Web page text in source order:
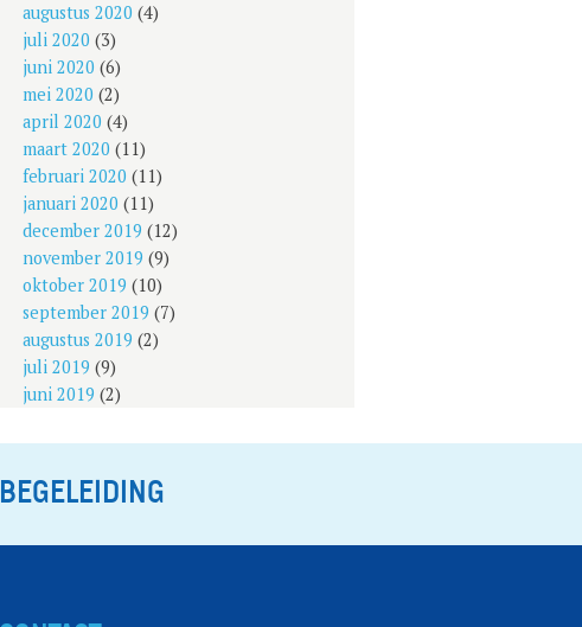
augustus 2020 (4)
juli 2020 (3)
juni 2020 (6)
mei 2020 (2)
april 2020 (4)
maart 2020 (11)
februari 2020 (11)
januari 2020 (11)
december 2019 (12)
november 2019 (9)
oktober 2019 (10)
september 2019 (7)
augustus 2019 (2)
juli 2019 (9)
juni 2019 (2)
BEGELEIDING